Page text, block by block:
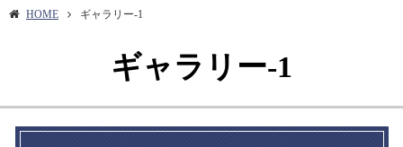
HOME ギャラリー-1
ギャラリー-1